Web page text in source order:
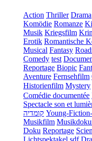
Action Thriller Drama
Komödie Romanze
Musik Kriegsfilm
Erotik Romantische
Musical Fantasy
Comedy test
Reportage Biopic
Aventure Fernsehfilm
Historienfilm Mystery
Comédie documentée
Spectacle son et
קומדיה Young-
Musikfilm
Doku Reportage